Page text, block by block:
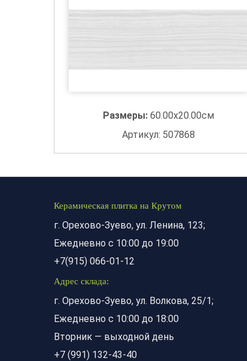
Размеры: 60.00x20.00см
Артикул: 507868
Керамическая плитка на Крутом
г. Орехово-Зуево, ул. Ленина, 123;
Ежедневно с 10:00 до 19:00
+7(915) 066-01-12
Адрес склада:
г. Орехово-Зуево, ул. Волкова, 25/1;
Ежедневно с 10:00 до 18:00
Вторник — выходной день
+7 (991) 132-43-40